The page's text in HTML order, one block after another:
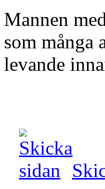
Mannen
som många
levande